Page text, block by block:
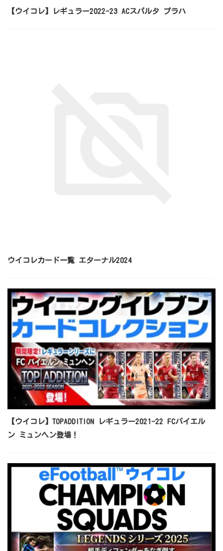
【ウイコレ】レギュラー2022-23 ACスパルタ プラハ
ウイコレカード一覧 エターナル2024
【ウイコレ】TOPADDITION レギュラー2021-22 FCバイエル
ン ミュンヘン登場！